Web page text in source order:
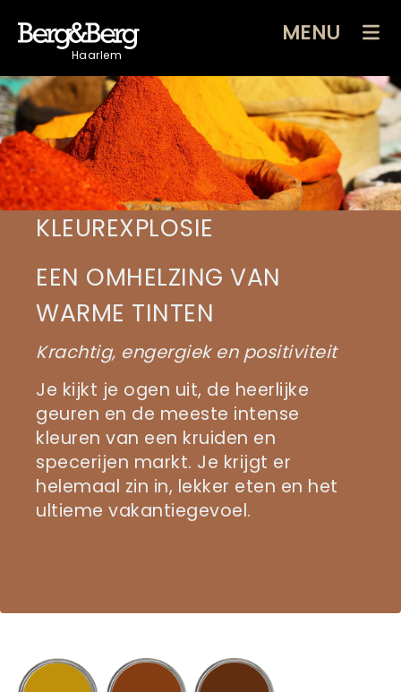
Haarlem
MENU
KLEUREXPLOSIE
EEN OMHELZING VAN
WARME TINTEN
Krachtig, engergiek en positiviteit
Je kijkt je ogen uit, de heerlijke
geuren en de meeste intense
kleuren van een kruiden en
specerijen markt. Je krijgt er
helemaal zin in, lekker eten en het
ultieme vakantiegevoel.